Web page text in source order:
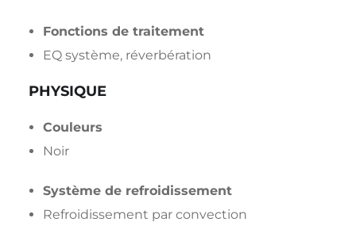
Fonctions de traitement
EQ système, réverbération
PHYSIQUE
Couleurs
Noir
Système de refroidissement
Refroidissement par convection